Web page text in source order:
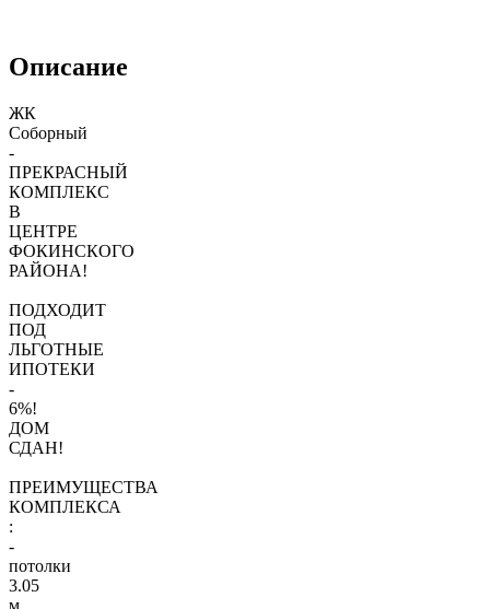
Описание
ЖК
Соборный
-
ПРЕКРАСНЫЙ
КОМПЛЕКС
В
ЦЕНТРЕ
ФОКИНСКОГО
РАЙОНА!
ПОДХОДИТ
ПОД
ЛЬГОТНЫЕ
ИПОТЕКИ
-
6%!
ДОМ
СДАН!
ПРЕИМУЩЕСТВА
КОМПЛЕКСА
:
-
потолки
3.05
м